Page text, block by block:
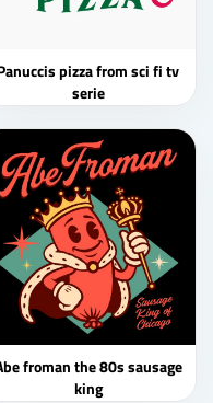
pizza from sci fi tv
serie
froman the 80s sausage
king